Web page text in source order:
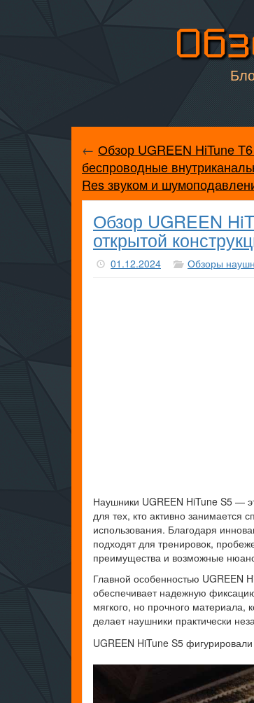
← Обзор UGREEN HiTune
беспроводные
Res звуком и
Обзор UGREEN
открытой
01.12.2024 Обзоры
Наушники UGREEN HiTune S5 —
для тех, кто активно
использования. Благодаря
подходят для тренировок,
преимущества и возможные
Главной особенностью UGREEN
обеспечивает надежную
мягкого, но прочного материала,
делает наушники практически
UGREEN HiTune S5